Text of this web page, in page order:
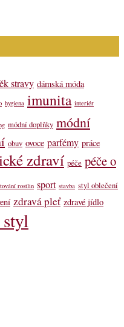
stravy dámská móda
hygiena imunita interiér
módní doplňky módní
obuv ovoce parfémy práce
zdraví péče péče o
rostlin sport stavba styl oblečení
zdravá pleť zdravé jídlo